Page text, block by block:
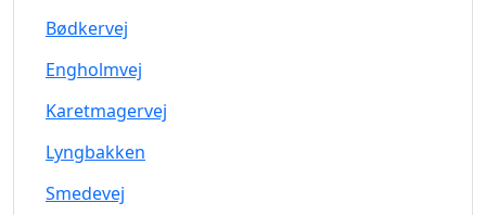
Bødkervej
Engholmvej
Karetmagervej
Lyngbakken
Smedevej